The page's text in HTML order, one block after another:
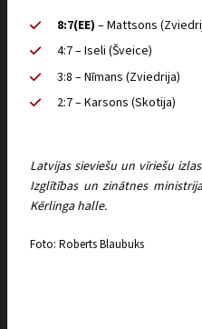
8:7(EE) – Mattsons
4:7 – Iseli (Šveice)
3:8 – Nīmans (Zviedrija)
2:7 – Karsons (Skotija)
Latvijas sieviešu un vīriešu
Izglītības un zinātnes
Kērlinga halle.
Foto: Roberts Blaubuks